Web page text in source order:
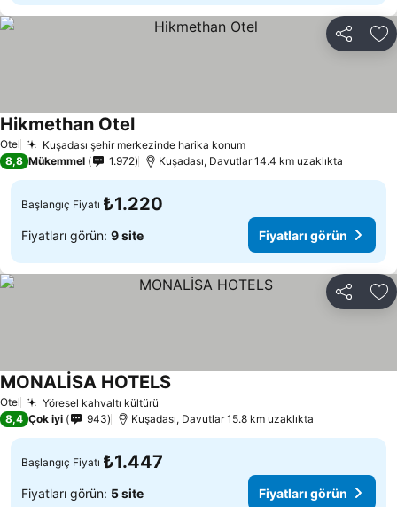
Paylaş
Otel Kuşadası şehir merkezinde harika konumFiyatları görün
Hikmethan OtelFiyatları görün
8,8 Mükemmel 1.972 Kuşadası, Davutlar 14.4 km uzaklıkta
Başlangıç Fiyatı ₺1.220
Fiyatları görün: 9 site Fiyatları görün
Paylaş
Otel Yöresel kahvaltı kültürü
MONALİSA HOTELS
8,4 Çok iyi 943 Kuşadası, Davutlar 15.8 km uzaklıkta
Başlangıç Fiyatı ₺1.447
Fiyatları görün: 5 site Fiyatları görün